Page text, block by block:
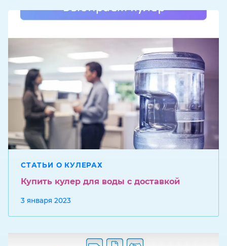
СТАТЬИ О КУЛЕРАХ
3 января 2023
Купить кулер для воды с доставкой